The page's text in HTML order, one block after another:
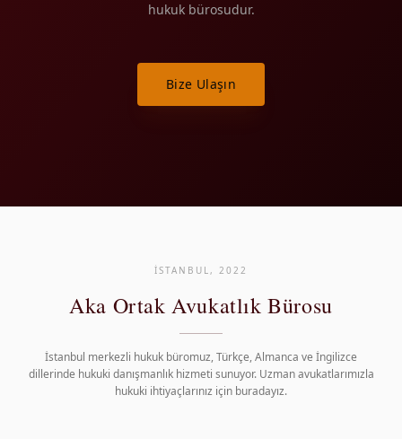
hukuk bürosudur.
Bize Ulaşın
İSTANBUL, 2022
Aka Ortak Avukatlık Bürosu
İstanbul merkezli hukuk büromuz, Türkçe, Almanca ve İngilizce
dillerinde hukuki danışmanlık hizmeti sunuyor. Uzman avukatlarımızla
hukuki ihtiyaçlarınız için buradayız.